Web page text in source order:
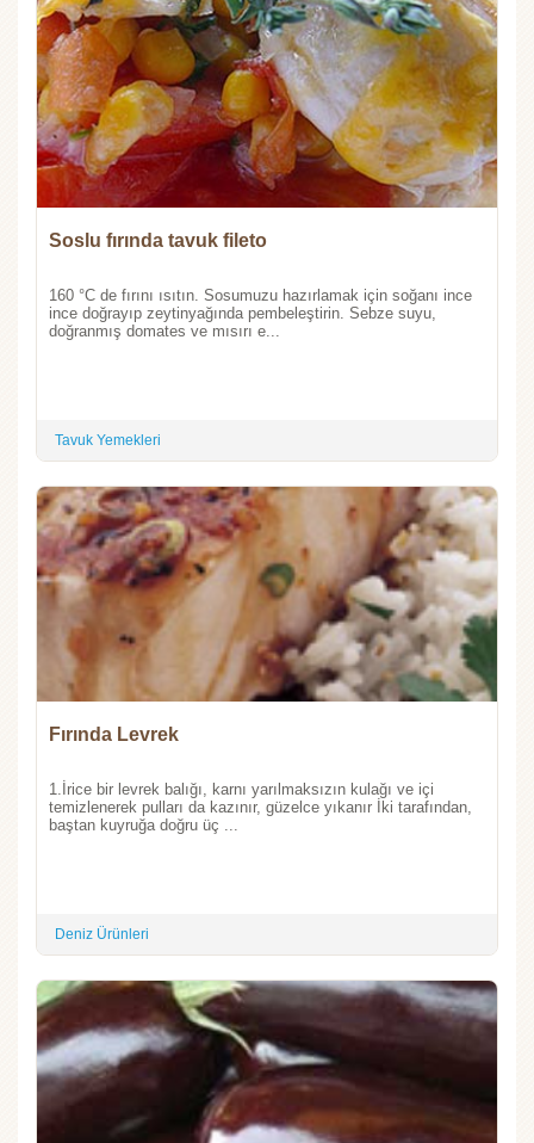
Soslu fırında tavuk fileto
160 °C de fırını ısıtın. Sosumuzu hazırlamak için soğanı ince
ince doğrayıp zeytinyağında pembeleştirin. Sebze suyu,
doğranmış domates ve mısırı e...
Tavuk Yemekleri
Fırında Levrek
1.İrice bir levrek balığı, karnı yarılmaksızın kulağı ve içi
temizlenerek pulları da kazınır, güzelce yıkanır İki tarafından,
baştan kuyruğa doğru üç ...
Deniz Ürünleri